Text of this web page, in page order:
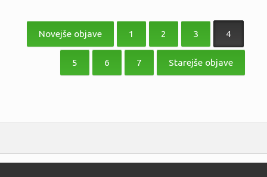
Številčenje
prispevkov
Novejše objave 1 2 3 4
5 6 7 Starejše objave